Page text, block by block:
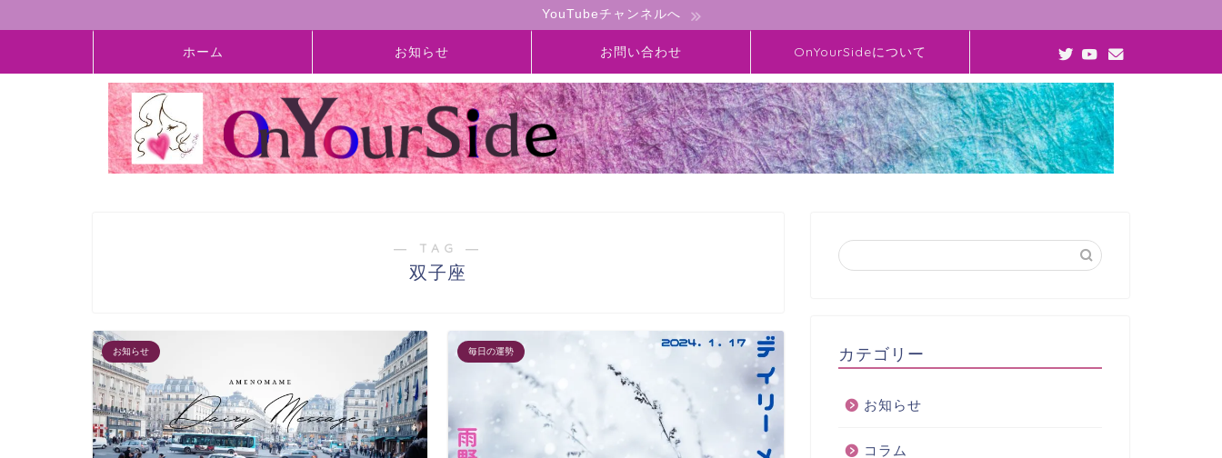
YouTubeチャンネルへ
ホーム お知らせ お問い合わせ OnYourSideについて
― TAG ―
双子座
お知らせ 毎日の運勢 カテゴリー
お知らせ
コラム